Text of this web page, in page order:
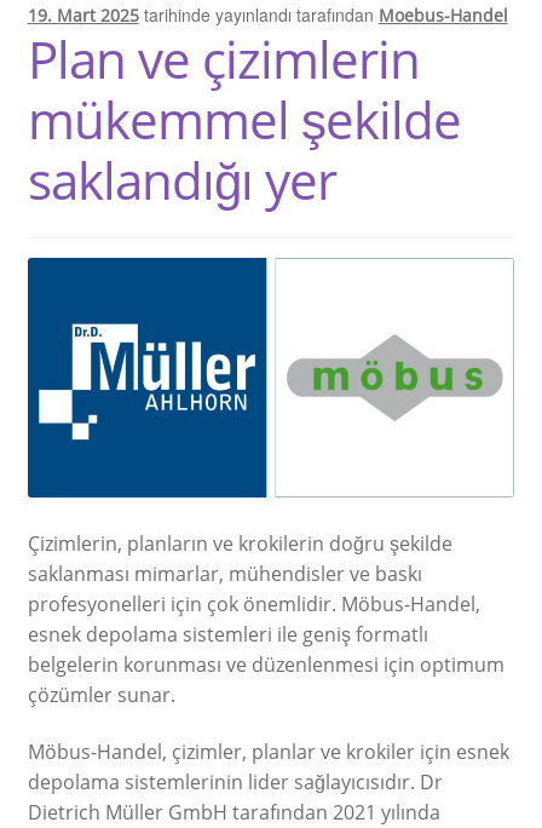
19. Mart 2025tarihinde yayınlandı tarafından Moebus-Handel
Plan ve çizimlerin
mükemmel şekilde
saklandığı yer
Çizimlerin, planların ve krokilerin doğru şekilde
saklanması mimarlar, mühendisler ve baskı
profesyonelleri için çok önemlidir. Möbus-Handel,
esnek depolama sistemleri ile geniş formatlı
belgelerin korunması ve düzenlenmesi için optimum
çözümler sunar.
Möbus-Handel, çizimler, planlar ve krokiler için esnek
depolama sistemlerinin lider sağlayıcısıdır. Dr
Dietrich Müller GmbH tarafından 2021 yılında